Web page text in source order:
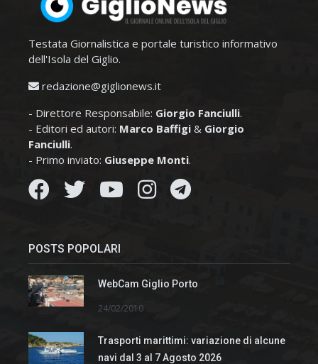
Testata Giornalistica e portale turistico informativo
dell'Isola del Giglio.
redazione@giglionews.it
- Direttore Responsabile: Giorgio Fanciulli.
- Editori ed autori: Marco Baffigi & Giorgio
Fanciulli.
- Primo inviato: Giuseppe Monti.
POSTS POPOLARI
WebCam Giglio Porto
24/02/2010
Trasporti marittimi: variazione di alcune
navi dal 3 al 7 Agosto 2026